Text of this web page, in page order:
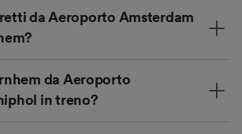
da Aeroporto Amsterdam
da Aeroporto
in treno?